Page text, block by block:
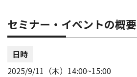
セミナー・イベントの概要
日時
2025/9/11（木）14:00~15:00